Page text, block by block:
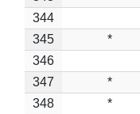
344
345
*
346
347
*
348
*